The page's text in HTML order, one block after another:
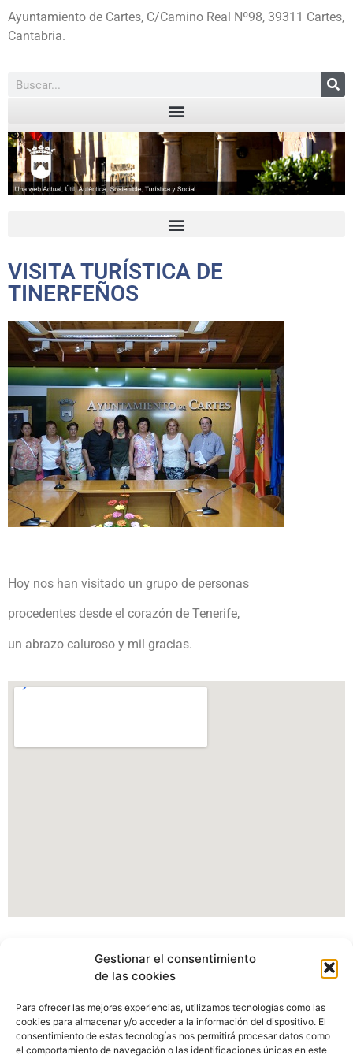
Gestionar el consentimiento
de las cookies
Para ofrecer las mejores experiencias, utilizamos tecnologías como las
cookies para almacenar y/o acceder a la información del dispositivo. El
consentimiento de estas tecnologías nos permitirá procesar datos como
el comportamiento de navegación o las identificaciones únicas en este
Ayuntamiento de Cartes, C/Camino Real Nº98, 39311 Cartes,
Cantabria.
VISITA TURÍSTICA DE
TINERFEÑOS
Hoy nos han visitado un grupo de personas
procedentes desde el corazón de Tenerife,
un abrazo caluroso y mil gracias.
Información Portal web Ayuntamiento de
pudiendo verse afectados algunos apartados, imagenes o
enlaces.